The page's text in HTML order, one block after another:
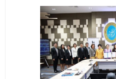
- กิจกรรม
- ข่าวประชาสัมพันธ์ภายนอก
- ทุน/สมัครงาน/ศึกษาต่อ
วารสารคณะ